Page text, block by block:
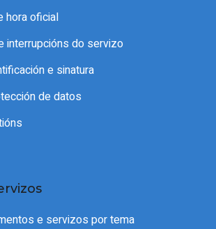
hora oficial
interrupcións do servizo
e sinatura
de datos
e servizos por tema